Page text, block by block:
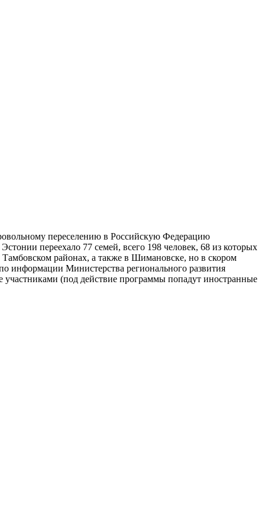
переселению в Российскую Федерацию
переехало 77 семей, всего 198 человек, 68 из которых
районах, а также в Шимановске, но в скором
информации Министерства регионального развития
участниками (под действие программы попадут иностранные